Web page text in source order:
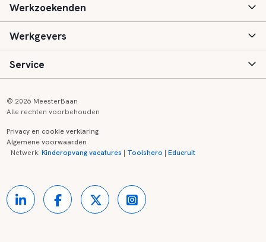
Basisonderwijs
Speciaal (basis) onderwijs
Voortgezet onderwijs
Kinderopvang
Werkzoekenden
Aanmelden
Vacatures
Zij-instroom informatie
Onderwijsregio's
Werkgevers
Inloggen
Registreren
Contact
Service
Onderwijs links
Partners
© 2026 MeesterBaan
Alle rechten voorbehouden
Privacy en cookie verklaring
Algemene voorwaarden
Netwerk:Kinderopvang vacatures | Toolshero |Educruit